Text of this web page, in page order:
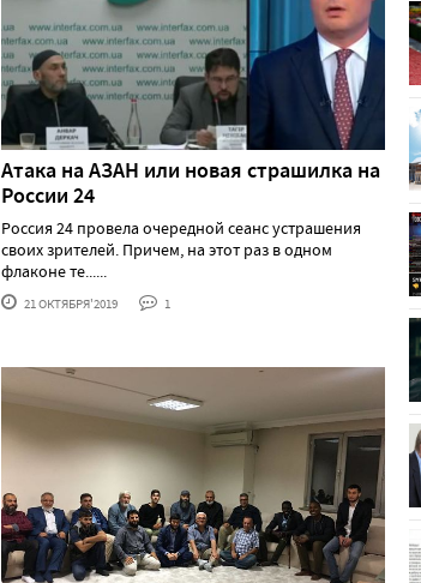
Атака на АЗАН или новая страшилка на
России 24
Россия 24 провела очередной сеанс устрашения
своих зрителей. Причем, на этот раз в одном
флаконе те......
21 ОКТЯБРЯ'2019 1